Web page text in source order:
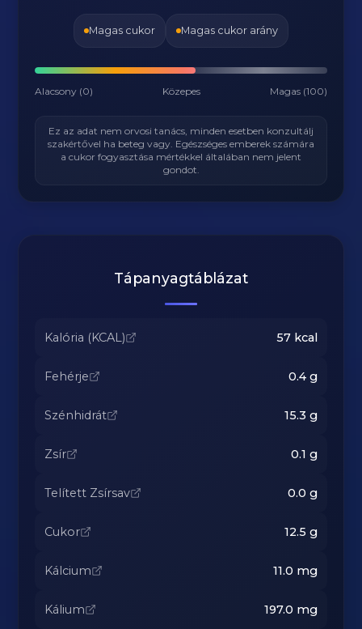
Magas cukor Magas cukor arány
Alacsony (0) Közepes Magas (100)
Ez az adat nem orvosi tanács, minden esetben konzultálj
szakértővel ha beteg vagy. Egészséges emberek számára
a cukor fogyasztása mértékkel általában nem jelent
gondot.
Tápanyagtáblázat
Kalória (KCAL) 57kcal
Fehérje 0.4g
Szénhidrát 15.3 g
Zsír 0.1 g
Telített Zsírsav 0.0 g
Cukor 12.5 g
Kálcium 11.0 mg
Kálium 197.0 mg